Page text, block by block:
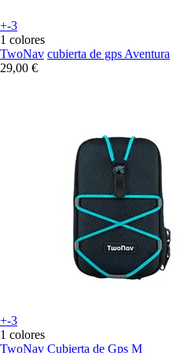
+-3
1 colores
TwoNav cubierta de gps Aventura
29,00 €
+-3
1 colores
TwoNav Cubierta de Gps M